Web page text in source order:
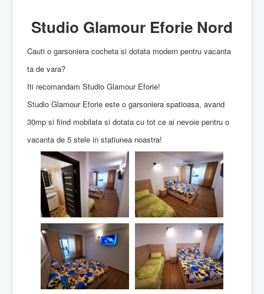
Studio Glamour Eforie Nord
Cauti o garsoniera cocheta si dotata modern pentru vacanta
ta de vara?
Iti recomandam Studio Glamour Eforie!
Studio Glamour Eforie este o garsoniera spatioasa, avand
30mp si fiind mobilata si dotata cu tot ce ai nevoie pentru o
vacanta de 5 stele in statiunea noastra!